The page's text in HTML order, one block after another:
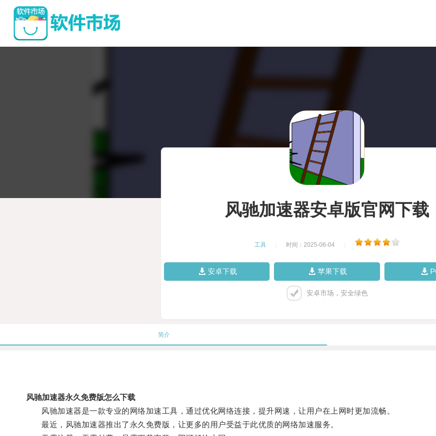
风驰加速器安卓版官网下载
工具 时间：2025-06-04
安卓下载 苹果下载
安卓市场，安全绿色
简介
风驰加速器永久免费版怎么下载
风驰加速器是一款专业的网络加速工具，通过优化网络连接，提升网速，让用户在上网时更加流畅。
最近，风驰加速器推出了永久免费版，让更多的用户受益于此优质的网络加速服务。